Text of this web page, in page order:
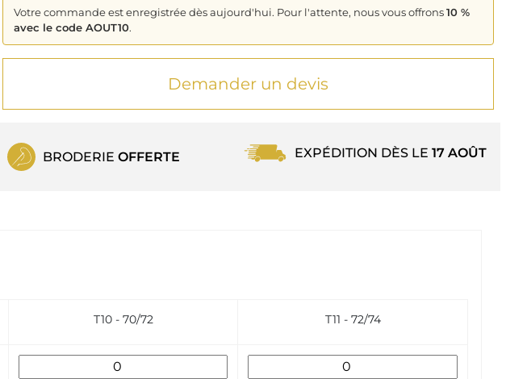
Votre commande est enregistrée dès aujourd'hui. Pour l'attente, nous vous offrons10 %
avec le code AOUT10.
Demander un devis
BRODERIE OFFERTE EXPÉDITION DÈS LE 17 AOÛT
T10 - 70/72 T11 - 72/74